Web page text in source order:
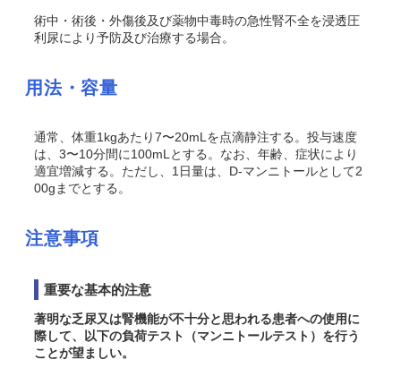
術中・術後・外傷後及び薬物中毒時の急性腎不全を浸透圧
利尿により予防及び治療する場合。
用法・容量
通常、体重1kgあたり7〜20mLを点滴静注する。投与速度
は、3〜10分間に100mLとする。なお、年齢、症状により
適宜増減する。ただし、1日量は、D-マンニトールとして2
00gまでとする。
注意事項
重要な基本的注意
著明な乏尿又は腎機能が不十分と思われる患者への使用に
際して、以下の負荷テスト（マンニトールテスト）を行う
ことが望ましい。